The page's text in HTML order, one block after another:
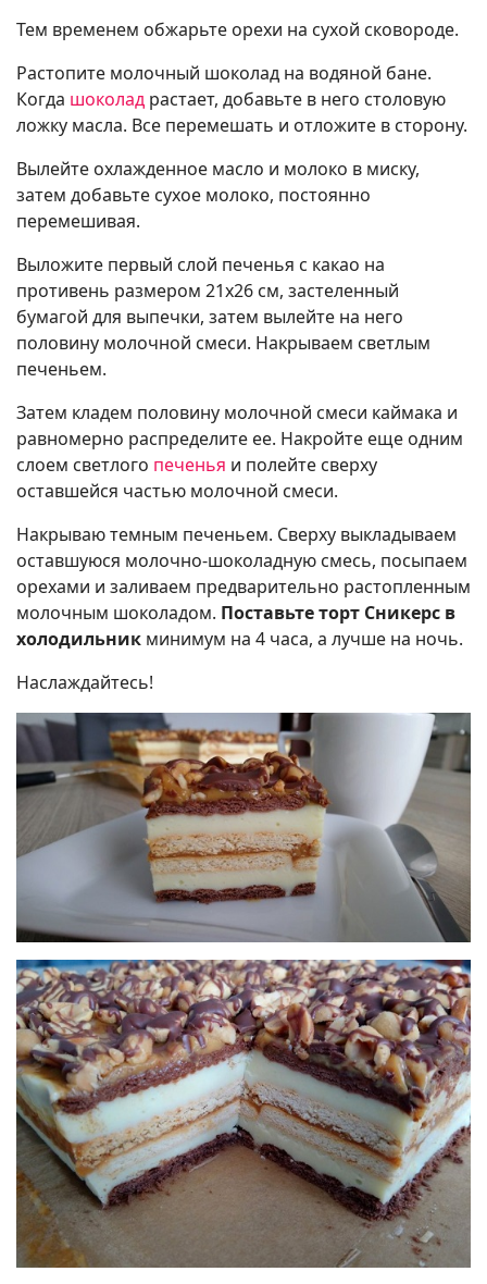
Тем временем обжарьте орехи на сухой сковороде.
Растопите молочный шоколад на водяной бане.
Когда шоколад растает, добавьте в него столовую
ложку масла. Все перемешать и отложите в сторону.
Вылейте охлажденное масло и молоко в миску,
затем добавьте сухое молоко, постоянно
перемешивая.
Выложите первый слой печенья с какао на
противень размером 21х26 см, застеленный
бумагой для выпечки, затем вылейте на него
половину молочной смеси. Накрываем светлым
печеньем.
Затем кладем половину молочной смеси каймака и
равномерно распределите ее. Накройте еще одним
слоем светлого печенья и полейте сверху
оставшейся частью молочной смеси.
Накрываю темным печеньем. Сверху выкладываем
оставшуюся молочно-шоколадную смесь, посыпаем
орехами и заливаем предварительно растопленным
молочным шоколадом. Поставьте торт Сникерс в
холодильник минимум на 4 часа, а лучше на ночь.
Наслаждайтесь!